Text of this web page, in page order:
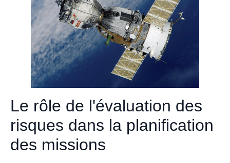
Le rôle de l'évaluation des
risques dans la planification
des missions